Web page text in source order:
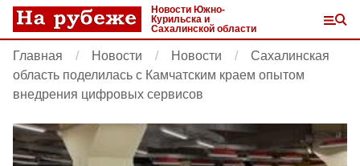
Новости Южно-
Курильска и
Сахалинской области
Главная Новости Новости
Сахалинская
область поделилась с Камчатским краем опытом
внедрения цифровых сервисов